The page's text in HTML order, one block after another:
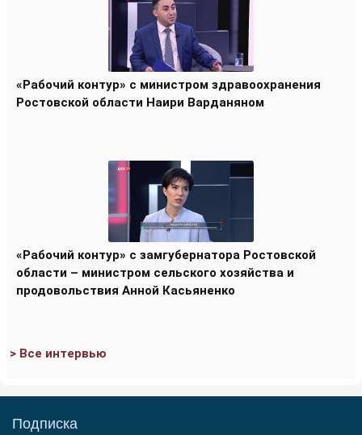
«Рабочий контур» с министром здравоохранения
Ростовской области Наири Варданяном
«Рабочий контур» с замгубернатора Ростовской
области – министром сельского хозяйства и
продовольствия Анной Касьяненко
> Все интервью
Подписка